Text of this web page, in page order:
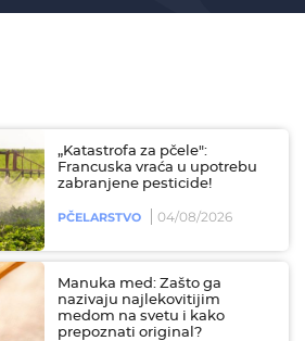
„Katastrofa za pčele":
Francuska vraća u upotrebu
zabranjene pesticide!
PČELARSTVO 04/08/2026
Manuka med: Zašto ga
nazivaju najlekovitijim
medom na svetu i kako
prepoznati original?